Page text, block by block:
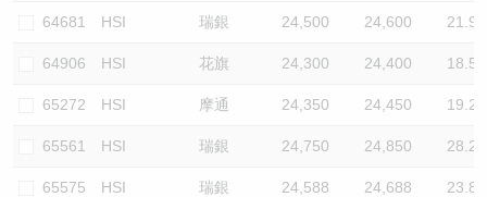
64681 HSI 瑞銀 24,500 24,600 21.9
64906 HSI 花旗 24,300 24,400 18.5
65272 HSI 摩通 24,350 24,450 19.2
65561 HSI 瑞銀 24,750 24,850 28.2
65575 HSI 瑞銀 24,588 24,688 23.8